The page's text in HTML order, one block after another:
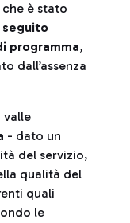
che è stato
seguito
programma,
dall’assenza
valle
- dato un
del servizio,
qualità del
quali
le